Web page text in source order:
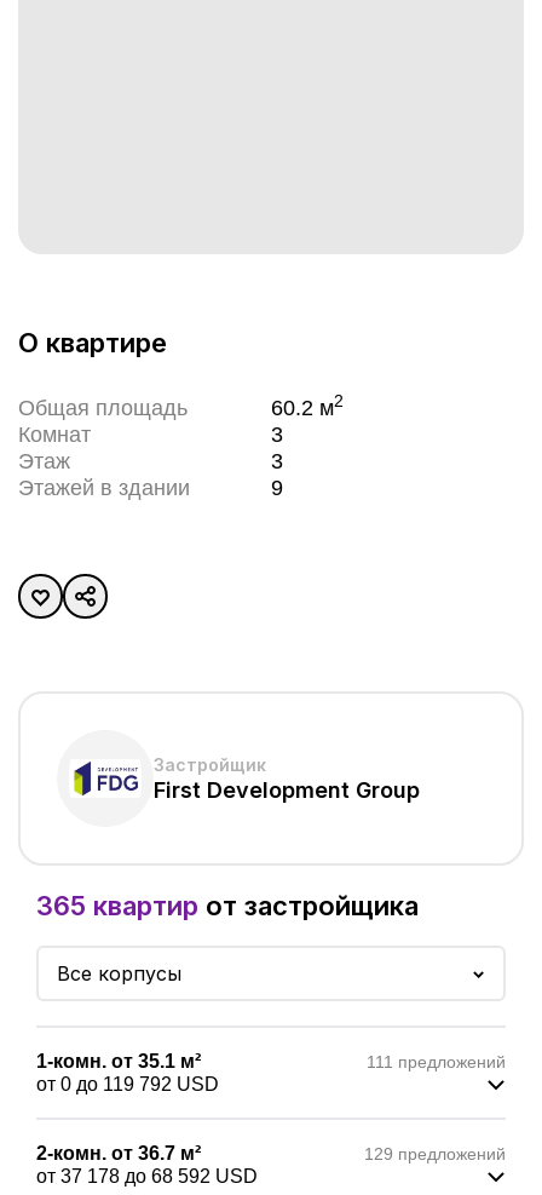
О квартире
Общая площадь 60.2 м2
Комнат
3
Этаж
3
Этажей в здании
9
Застройщик
First Development Group
365 квартир от застройщика
Все корпусы
1-комн. от 35.1 м²
от 0 до 119 792 USD
111 предложений
2-комн. от 36.7 м²
от 37 178 до 68 592 USD
129 предложений